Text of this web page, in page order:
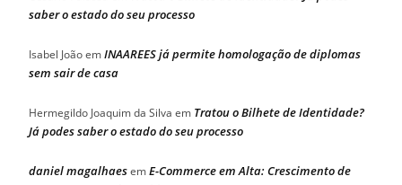
saber o estado do seu processo
Isabel JoãoemINAAREES já permite homologação de diplomas
sem sair de casa
Hermegildo Joaquim da Silva em Tratou o Bilhete de Identidade?
Já podes saber o estado do seu processo
daniel magalhaesemE-Commerce em Alta: Crescimento de